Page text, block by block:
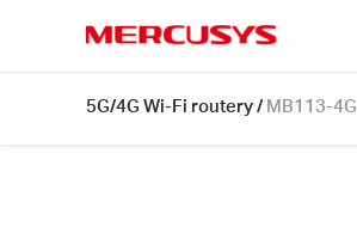
5G/4G Wi-Fi routery/ MB113-4G